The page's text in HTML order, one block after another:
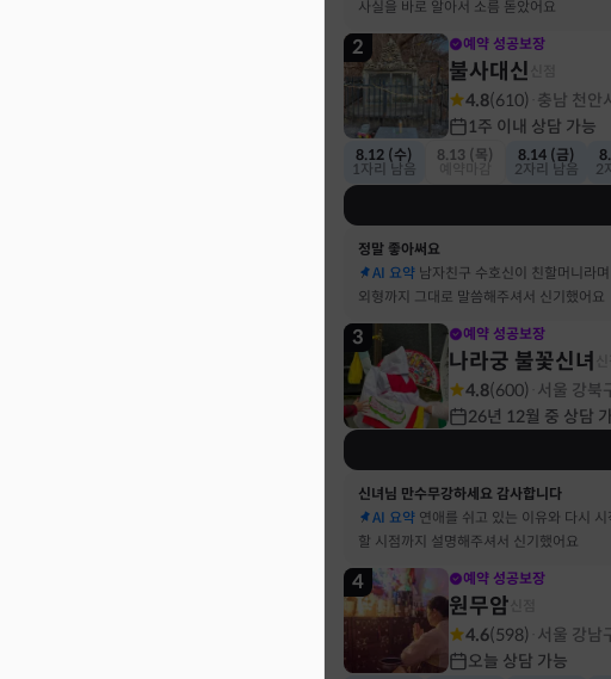
사실을 바로 알아서 소름 돋았어요
2 예약 성공보장
불사대신
4.8(610) 충남 천안
1주 이내 상담 가능
8.12 (수)
1자리 남음
8.13 (목)
8.14 (금)
2자리 남음
2
정말 좋아써요
AI 요약 남자친구 수호신이 친할머니라며
외형까지 그대로 말씀해주셔서 신기했어요
3 예약 성공보장
나라궁 불꽃신녀
4.8(600) 서울 강북
26년 12월 중 상담
신녀님 만수무강하세요 감사합니다
AI 요약 연애를 쉬고 있는 이유와 다시 시
할 시점까지 설명해주셔서 신기했어요
4 예약 성공보장
원무암
4.6(598) 서울 강남
오늘 상담 가능